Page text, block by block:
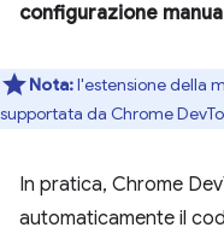
configurazione
Nota:l'estensione della
supportata da Chrome
In pratica, Chrome
automaticamente il